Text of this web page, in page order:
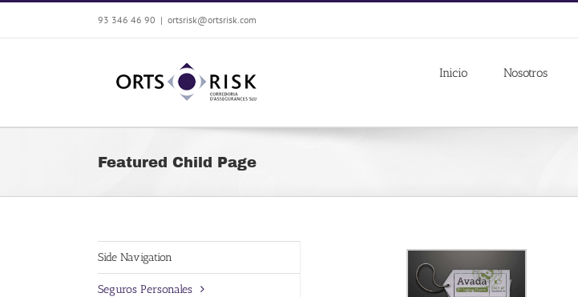
Saltar
contenido
93 346 46 90 | ortsrisk@ortsrisk.com
Inicio Nosotros
Featured Child Page
Side Navigation
Seguros Personales